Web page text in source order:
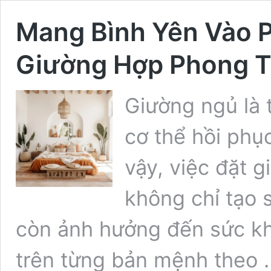
Mang Bình Yên Vào
Giường Hợp Phong
Giường ngủ là
cơ thể hồi
vậy, việc đặt
không chỉ tạo
còn ảnh hưởng đến sức
trên từng bản mệnh